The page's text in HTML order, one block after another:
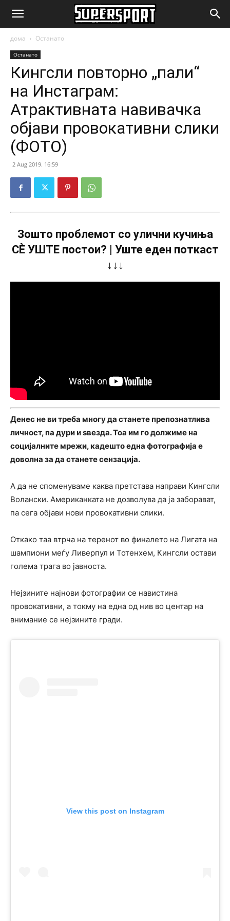
SuperSport.mk
дома Останато
Останато
Кингсли повторно „пали“
на Инстаграм:
Атрактивната навивачка
објави провокативни слики
(ФОТО)
2 Aug 2019. 16:59
Зошто проблемот со улични кучиња
СÈ УШТЕ постои? | Уште еден поткаст
↓↓↓
Денес не ви треба многу да станете препознатлива
личност, па дури и ѕвезда. Тоа им го должиме на
социјалните мрежи, кадешто една фотографија е
доволна за да станете сензација.
А да не споменуваме каква претстава направи Кингсли
Волански. Американката не дозволува да ја заборават,
па сега објави нови провокативни слики.
Откако таа втрча на теренот во финалето на Лигата на
шампиони меѓу Ливерпул и Тотенхем, Кингсли остави
голема трага во јавноста.
Нејзините најнови фотографии се навистина
провокативни, а токму на една од нив во центар на
внимание се нејзините гради.
View this post on Instagram